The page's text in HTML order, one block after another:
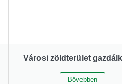
Városi zöldterület
Bővebben